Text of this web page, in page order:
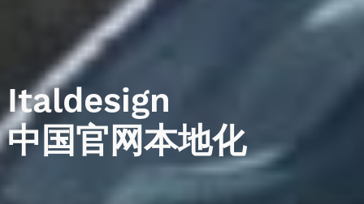
Italdesign
中国官网本地化